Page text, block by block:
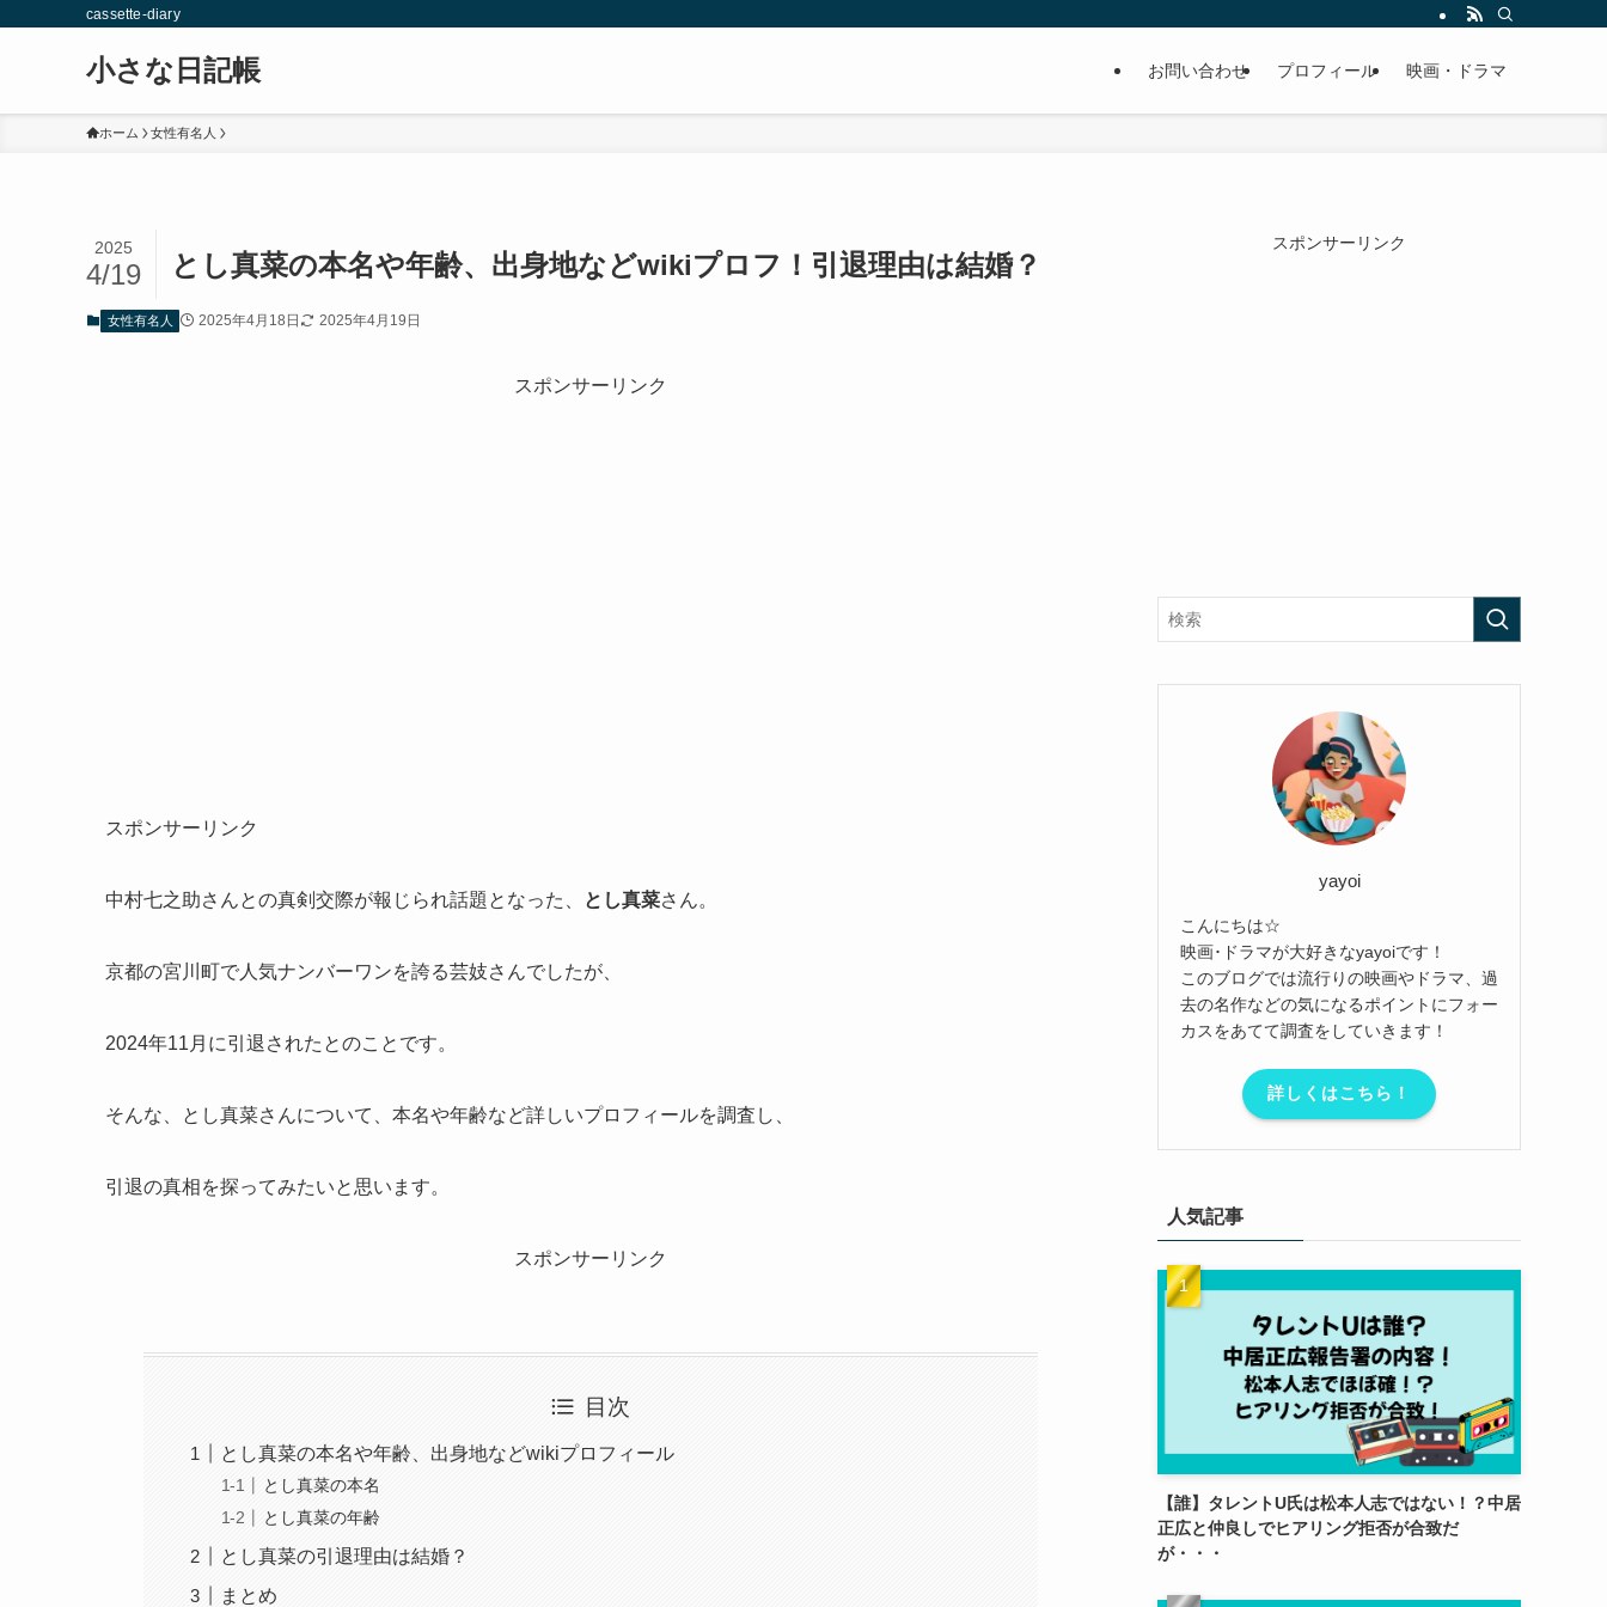
cassette-diary
小さな日記帳 お問い合わせ プロフィール 映画・ドラマ
ホーム 女性有名人
とし真菜の本名や年齢、出身地などwikiプロフ！引退理由は結婚？
2025
4/19
女性有名人 2025年4月18日 2025年4月19日
スポンサーリンク
スポンサーリンク
中村七之助さんとの真剣交際が報じられ話題となった、 とし真菜さん。
京都の宮川町で人気ナンバーワンを誇る芸妓さんでしたが、
2024年11月に引退されたとのことです。
そんな、とし真菜さんについて、本名や年齢など詳しいプロフィールを調査し、
引退の真相を探ってみたいと思います。
スポンサーリンク
目次
とし真菜の本名や年齢、出身地などwikiプロフィール
とし真菜の本名
とし真菜の年齢
とし真菜の引退理由は結婚？
まとめ
スポンサーリンク
yayoi
こんにちは☆
映画･ドラマが大好きなyayoiです！
このブログでは流行りの映画やドラマ、過
去の名作などの気になるポイントにフォー
カスをあてて調査をしていきます！
詳しくはこちら！
人気記事
【誰】タレントU氏は松本人志ではない！？中居
正広と仲良しでヒアリング拒否が合致だ
が・・・